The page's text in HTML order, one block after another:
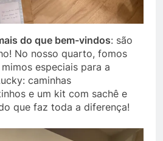
do que bem-vindos: são
No nosso quarto, fomos
especiais para a
caminhas
e um kit com sachê e
que faz toda a diferença!